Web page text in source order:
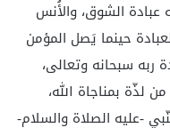
عبادة الشوق، والأُنس
حينما يَصل المؤمن
ربه سبحانه وتعالى،
لذّة بمناجاة الله،
-عليه الصلاة والسلام-